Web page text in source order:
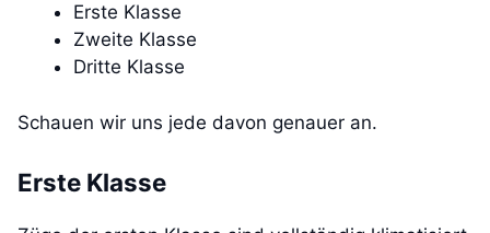
Erste Klasse
Zweite Klasse
Dritte Klasse
Schauen wir uns jede davon genauer an.
Erste Klasse